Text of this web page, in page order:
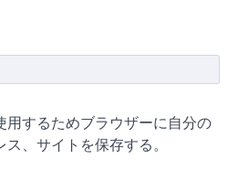
用するためブラウザーに自分の
、サイトを保存する。